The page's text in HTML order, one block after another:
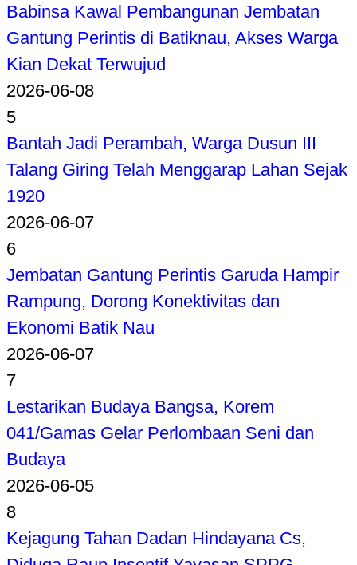
Babinsa Kawal Pembangunan Jembatan
Gantung Perintis di Batiknau, Akses Warga
Kian Dekat Terwujud
2026-06-08
5
Bantah Jadi Perambah, Warga Dusun III
Talang Giring Telah Menggarap Lahan Sejak
1920
2026-06-07
6
Jembatan Gantung Perintis Garuda Hampir
Rampung, Dorong Konektivitas dan
Ekonomi Batik Nau
2026-06-07
7
Lestarikan Budaya Bangsa, Korem
041/Gamas Gelar Perlombaan Seni dan
Budaya
2026-06-05
8
Kejagung Tahan Dadan Hindayana Cs,